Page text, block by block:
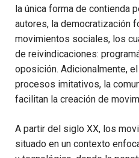
la única forma de contienda
autores, la democratización
movimientos sociales, los
de reivindicaciones:
oposición. Adicionalmente,
procesos imitativos, la
facilitan la creación de
A partir del siglo XX, los
situado en un contexto